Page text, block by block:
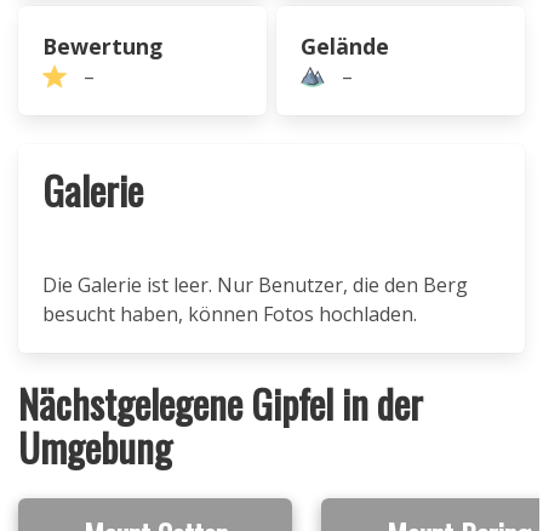
Bewertung
–
Gelände
–
Galerie
Die Galerie ist leer. Nur Benutzer, die den Berg
besucht haben, können Fotos hochladen.
Nächstgelegene Gipfel in der
Umgebung